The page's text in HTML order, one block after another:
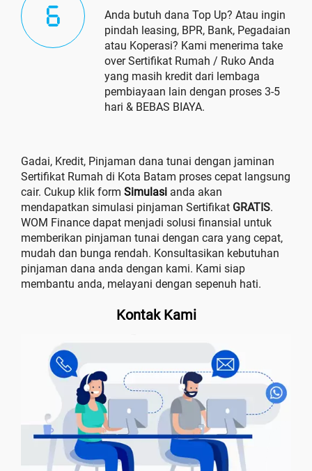
Anda butuh dana Top Up? Atau ingin
pindah leasing, BPR, Bank, Pegadaian
atau Koperasi? Kami menerima take
over Sertifikat Rumah / Ruko Anda
yang masih kredit dari lembaga
pembiayaan lain dengan proses 3-5
hari & BEBAS BIAYA.
Gadai, Kredit, Pinjaman dana tunai dengan jaminan
Sertifikat Rumah di Kota Batam proses cepat langsung
cair. Cukup klik form Simulasi anda akan
mendapatkan simulasi pinjaman Sertifikat GRATIS.
WOM Finance dapat menjadi solusi finansial untuk
memberikan pinjaman tunai dengan cara yang cepat,
mudah dan bunga rendah. Konsultasikan kebutuhan
pinjaman dana anda dengan kami. Kami siap
membantu anda, melayani dengan sepenuh hati.
Kontak Kami